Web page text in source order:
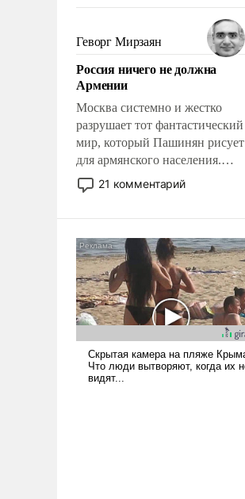
Сложившаяся ситуация
означает многолетний период
уязвимости США, например,
перед Китаем.
Геворг Мирзаян
Россия ничего не должна
Армении
Москва системно и жестко
разрушает тот фантастический
мир, который Пашинян рисует
для армянского населения.
Мир, где политические
прожекты будут безусловно
налогоплательщиков и где
Еревану за свои поступки не
нужно отвечать.
21 комментарий